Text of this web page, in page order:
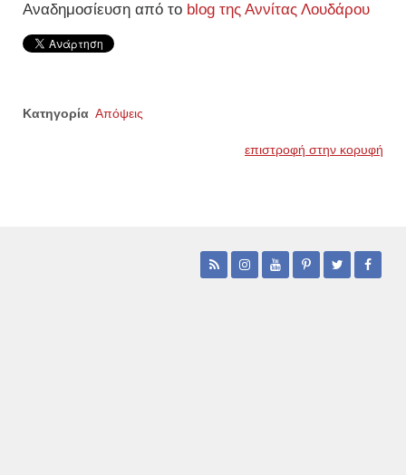
Αναδημοσίευση από το blog της Αννίτας Λουδάρου
Κατηγορία Απόψεις
επιστροφή στην κορυφή